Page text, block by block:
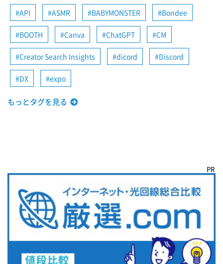
API ASMR BABYMONSTER Bondee
BOOTH Canva ChatGPT CM
Creator Search Insights dicord Discord
DX expo
もっとタグを見る
PR